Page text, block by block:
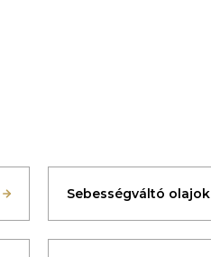
Sebességváltó olajok